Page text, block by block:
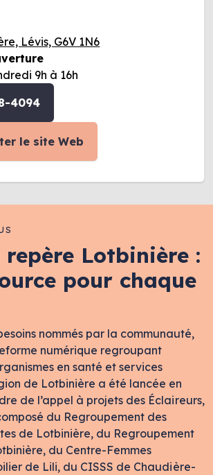
Lévis, G6V 1N6
9h à 16h
4094
le site Web
repère Lotbinière :
pour chaque
nommés par la communauté,
numérique regroupant
en santé et services
de Lotbinière a été lancée en
de l’appel à projets des Éclaireurs,
du Regroupement des
de Lotbinière, du Regroupement
du Centre-Femmes
de Lili, du CISSS de Chaudière-